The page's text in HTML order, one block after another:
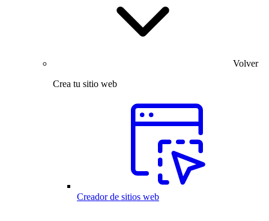
Volver
Crea tu sitio web
Creador de sitios web